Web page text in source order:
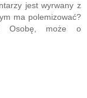
jest wyrwany z
ma polemizować?
Osobę, może o